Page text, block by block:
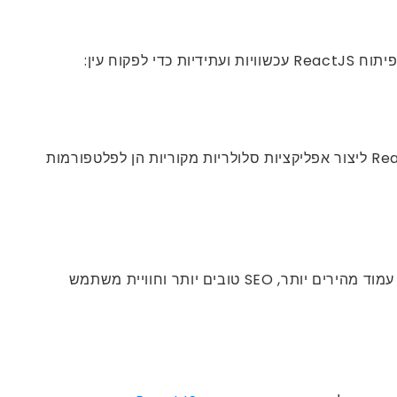
React Native הוא מסגרת פיתוח אפליקציות לנייד עם קוד פתוח ידוע הבנוי על ReactJs. זה מאפשר לחברות ייעוץ ReactJS ליצור אפליקציות סלולריות מקוריות הן לפלטפורמות
מחוללי אתרים סטטיים כמו Gatsby, NextJS ו- Nuxt.js צוברים פופולריות בפיתוח ReactJS מכיוון שהם מספקים עומסי עמוד מהירים יותר, SEO טובים יותר וחוויית משתמש